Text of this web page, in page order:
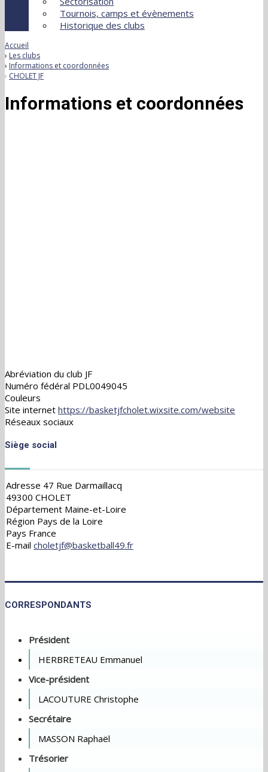
Tournois, camps et évènements
Historique des clubs
Accueil
Les clubs
Informations et coordonnées
CHOLET JF
Informations et coordonnées
Abréviation du club JF
Numéro fédéral PDL0049045
Couleurs
Site internet https://basketjfcholet.wixsite.com/website
Réseaux sociaux
Siège social
Adresse 47 Rue Darmaillacq
49300 CHOLET
Département Maine-et-Loire
Région Pays de la Loire
Pays France
E-mail choletjf@basketball49.fr
CORRESPONDANTS
Président
HERBRETEAU Emmanuel
Vice-président
LACOUTURE Christophe
Secrétaire
MASSON Raphaël
Trésorier